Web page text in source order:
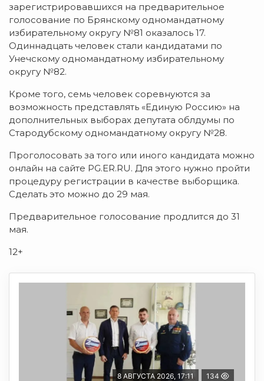
зарегистрировавшихся на предварительное
голосование по Брянскому одномандатному
избирательному округу №81 оказалось 17.
Одиннадцать человек стали кандидатами по
Унечскому одномандатному избирательному
округу №82.
Кроме того, семь человек соревнуются за
возможность представлять «Единую Россию» на
дополнительных выборах депутата облдумы по
Стародубскому одномандатному округу №28.
Проголосовать за того или иного кандидата можно
онлайн на сайте PG.ER.RU. Для этого нужно пройти
процедуру регистрации в качестве выборщика.
Сделать это можно до 29 мая.
Предварительное голосование продлится до 31
мая.
12+
8 АВГУСТА 2026, 17:11 134